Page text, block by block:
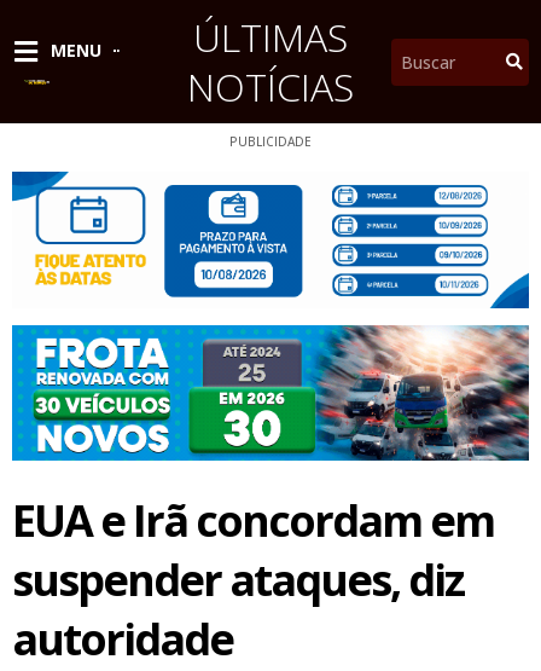
conteúdo
MENU
ÚLTIMAS
NOTÍCIAS
Pesquisar
PUBLICIDADE
EUA e Irã concordam em
suspender ataques, diz
autoridade